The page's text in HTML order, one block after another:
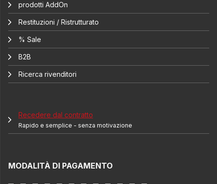
prodotti AddOn
Restituzioni / Ristrutturato
% Sale
B2B
Ricerca rivenditori
Recedere dal contratto
Rapido e semplice - senza motivazione
MODALITÀ DI PAGAMENTO